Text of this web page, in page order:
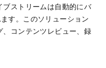
ストリームは自動的にバ
す。このソリューション
コンテンツレビュー、録